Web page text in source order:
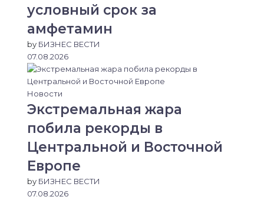
условный срок за
амфетамин
by БИЗНЕС ВЕСТИ
07.08.2026
Новости
Экстремальная жара
побила рекорды в
Центральной и Восточной
Европе
by БИЗНЕС ВЕСТИ
07.08.2026